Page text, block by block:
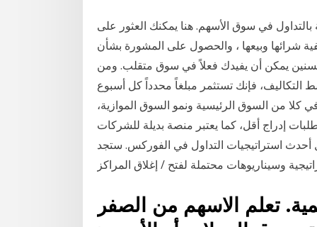
في سوق الأسهم. هنا يمكنك العثور على
شرائها وبيعها ، والحصول على المشورة بشأن
يمكن أن يفيدك فعلاً في سوق متقلب. ومن
فإنك تستثمر مبلغاً محدداً كل أسبوع
كلا من السوق الرئيسية ونمو السوق الموازية،
إدراج أقل، كما يعتبر منصة بديلة للشركات
أحدث استراتيجيات التداول في الفوركس. ستجد
تعلم الاسهم من الصفر